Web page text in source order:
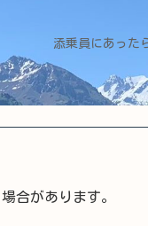
添乗員にあった
合があります。